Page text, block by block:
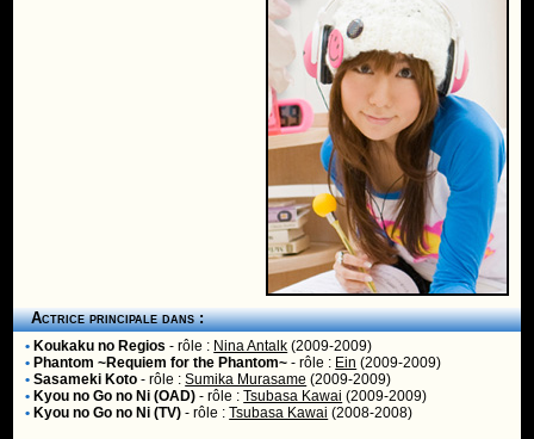
Actrice principale dans :
• Koukaku no Regios - rôle : Nina Antalk (2009-2009)
• Phantom ~Requiem for the Phantom~ - rôle : Ein (2009-2009)
• Sasameki Koto - rôle :Sumika Murasame (2009-2009)
• Kyou no Go no Ni (OAD) - rôle :Tsubasa Kawai (2009-2009)
• Kyou no Go no Ni (TV) - rôle :Tsubasa Kawai (2008-2008)